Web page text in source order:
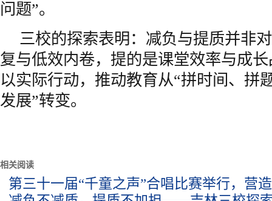
问题”。
三校的探索表明：减负与提质并非
复与低效内卷，提的是课堂效率与成
以实际行动，推动教育从“拼时间、拼
发展”转变。
相关阅读
第三十一届“千童之声”合唱比赛举行，营